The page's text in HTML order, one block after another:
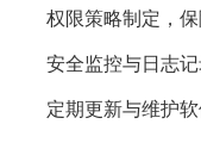
权限策略制定，
安全监控与日志
定期更新与维护